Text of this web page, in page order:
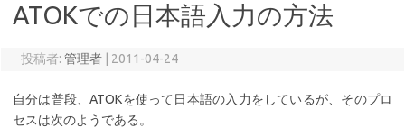
ATOKでの日本語入力の方法
投稿者: 管理者 2011-04-24
自分は普段、ATOKを使って日本語の入力をしているが、そのプロ
セスは次のようである。